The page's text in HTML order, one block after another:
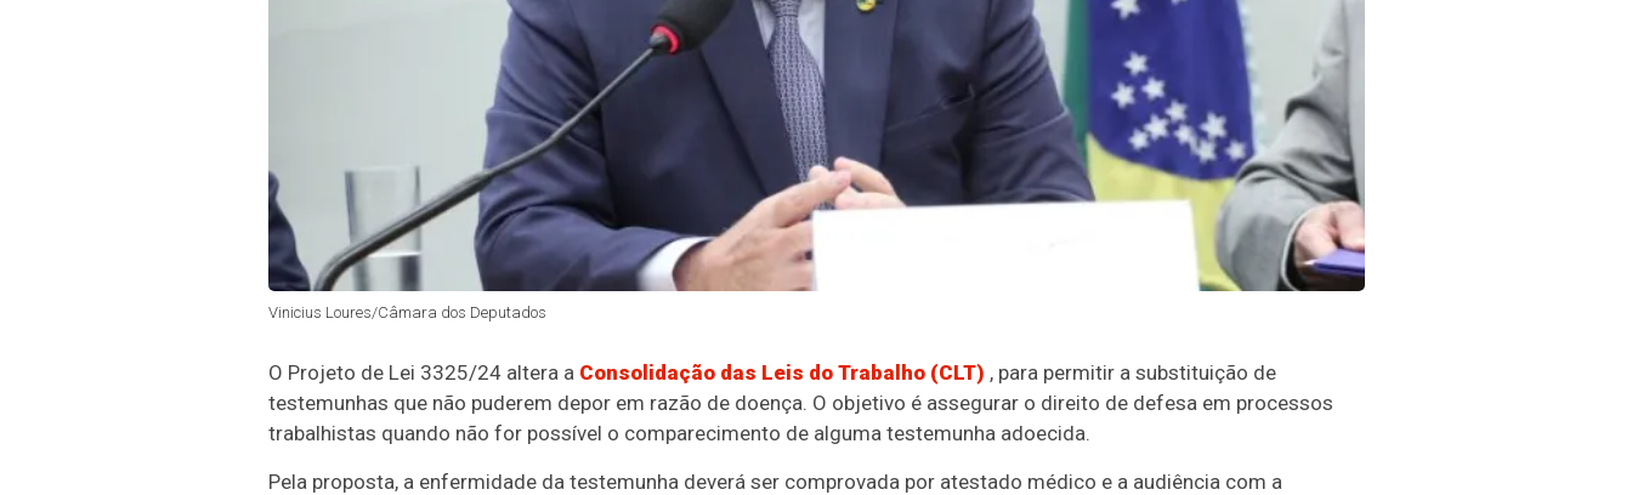
Vinicius Loures/Câmara dos Deputados
O Projeto de Lei 3325/24 altera a Consolidação das Leis do Trabalho (CLT) , para permitir a substituição de
testemunhas que não puderem depor em razão de doença. O objetivo é assegurar o direito de defesa em processos
trabalhistas quando não for possível o comparecimento de alguma testemunha adoecida.
Pela proposta, a enfermidade da testemunha deverá ser comprovada por atestado médico e a audiência com a